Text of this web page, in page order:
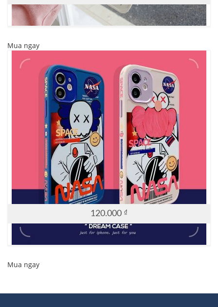
Mua ngay
120.000 ₫
Mua ngay